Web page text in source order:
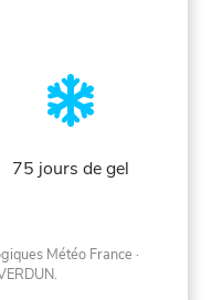
75 jours de gel
Météo France ·